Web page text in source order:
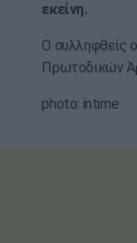
εκείνη.
Ο συλληφθείς
Πρωτοδικών
photo: intime